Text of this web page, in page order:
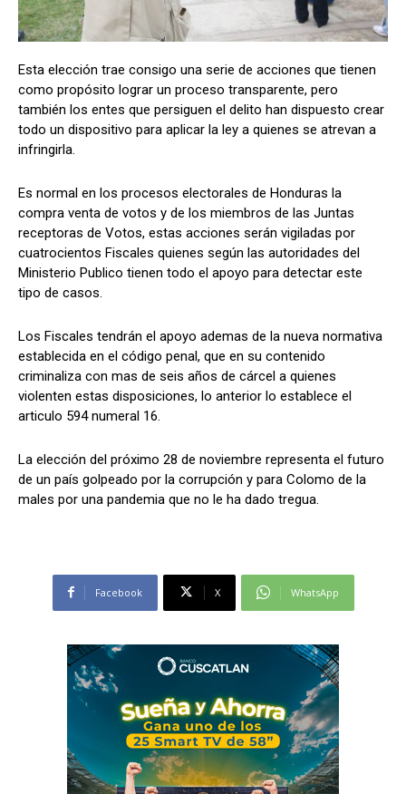
Comparta
Síganos
Comparta
Síganos
Esta elección trae consigo una serie de acciones que tienen
como propósito lograr un proceso transparente, pero
también los entes que persiguen el delito han dispuesto crear
todo un dispositivo para aplicar la ley a quienes se atrevan a
infringirla.
Es normal en los procesos electorales de Honduras la
compra venta de votos y de los miembros de las Juntas
receptoras de Votos, estas acciones serán vigiladas por
cuatrocientos Fiscales quienes según las autoridades del
Ministerio Publico tienen todo el apoyo para detectar este
tipo de casos.
Los Fiscales tendrán el apoyo ademas de la nueva normativa
establecida en el código penal, que en su contenido
criminaliza con mas de seis años de cárcel a quienes
violenten estas disposiciones, lo anterior lo establece el
articulo 594 numeral 16.
La elección del próximo 28 de noviembre representa el futuro
de un país golpeado por la corrupción y para Colomo de la
males por una pandemia que no le ha dado tregua.
Facebook X WhatsApp